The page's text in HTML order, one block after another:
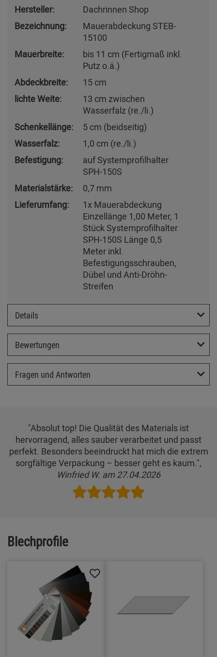
Hersteller:
Dachrinnen Shop
Bezeichnung:
Mauerabdeckung STEB-
15100
Mauerbreite:
bis 11 cm (Fertigmaß inkl.
Putz o.ä.)
Abdeckbreite:
15 cm
lichte Weite:
13 cm zwischen
Wasserfalz (re./li.)
Schenkellänge:
5 cm (beidseitig)
Wasserfalz:
1,0 cm (re./li.)
Befestigung:
auf Systemprofilhalter
SPH-150S
Materialstärke:
0,7 mm
Lieferumfang:
1x Mauerabdeckung
Einzellänge 1,00 Meter, 1
Stück Systemprofilhalter
SPH-150S Länge 0,5
Meter inkl.
Befestigungsschrauben,
Dübel und Anti-Dröhn-
Streifen
Details
Bewertungen
Fragen und Antworten
"Absolut top! Die Qualität des Materials ist
hervorragend, alles sauber verarbeitet und passt
perfekt. Besonders beeindruckt hat mich die extrem
sorgfältige Verpackung – besser geht es kaum.",
Winfried W. am 27.04.2026
Blechprofile